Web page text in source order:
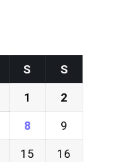
S S
1 2
8 9
15 16